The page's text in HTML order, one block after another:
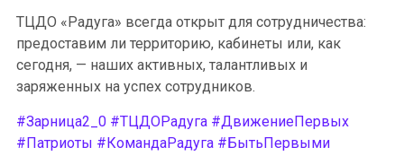
ТЦДО «Радуга» всегда открыт для сотрудничества:
предоставим ли территорию, кабинеты или, как
сегодня, — наших активных, талантливых и
заряженных на успех сотрудников.
#Зарница2_0 #ТЦДОРадуга #ДвижениеПервых
#Патриоты #КомандаРадуга #БытьПервыми